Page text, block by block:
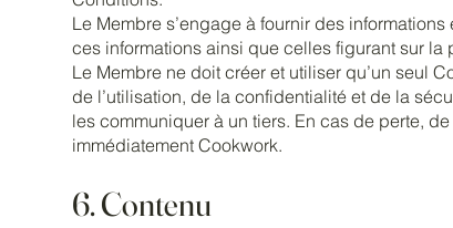
Le Membre s’engage à fournir des
ces informations ainsi que celles figurant sur
Le Membre ne doit créer et utiliser qu’un seul
de l’utilisation, de la confidentialité et de la
les communiquer à un tiers. En cas de perte,
immédiatement Cookwork.
6. Contenu